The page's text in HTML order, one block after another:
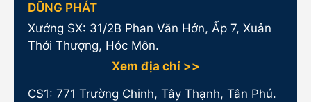
DŨNG PHÁT
Xưởng SX: 31/2B Phan Văn Hớn, Ấp 7, Xuân
Thới Thượng, Hóc Môn.
Xem địa chỉ >>
CS1: 771 Trường Chinh, Tây Thạnh, Tân Phú.